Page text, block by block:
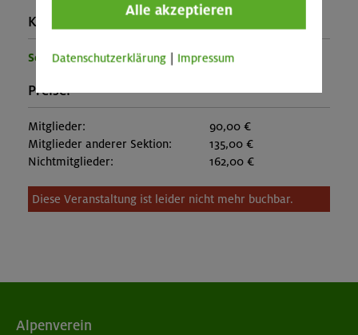
Kontakt Veranstalter:
Sektion München
Preise:
Mitglieder:
90,00 €
Mitglieder anderer Sektion:
135,00 €
Nichtmitglieder:
162,00 €
Diese Veranstaltung ist leider nicht mehr buchbar.
Alpenverein
Alle akzeptieren
Datenschutzerklärung Impressum